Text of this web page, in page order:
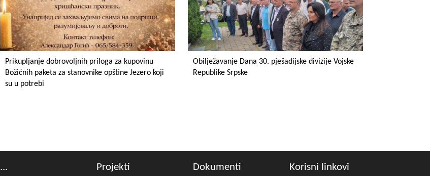
Prikupljanje dobrovoljnih priloga za kupovinu
Božićnih paketa za stanovnike opštine Jezero koji
su u potrebi
Obilježavanje Dana 30. pješadijske divizije Vojske
Republike Srpske
... Projekti Dokumenti Korisni linkovi